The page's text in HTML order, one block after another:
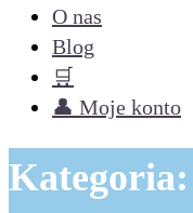
O nas
Blog
🛒
👤 Moje konto
Kategoria: